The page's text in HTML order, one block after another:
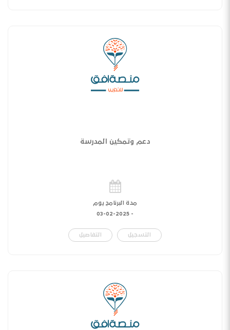
دعم وتمكين المدرسة
مدة البرنامج يوم
-
03-02-2025
التسجيل التفاصيل